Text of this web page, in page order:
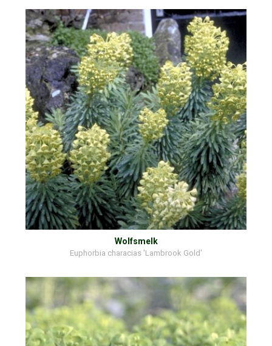
Wolfsmelk
Euphorbia characias 'Lambrook Gold'